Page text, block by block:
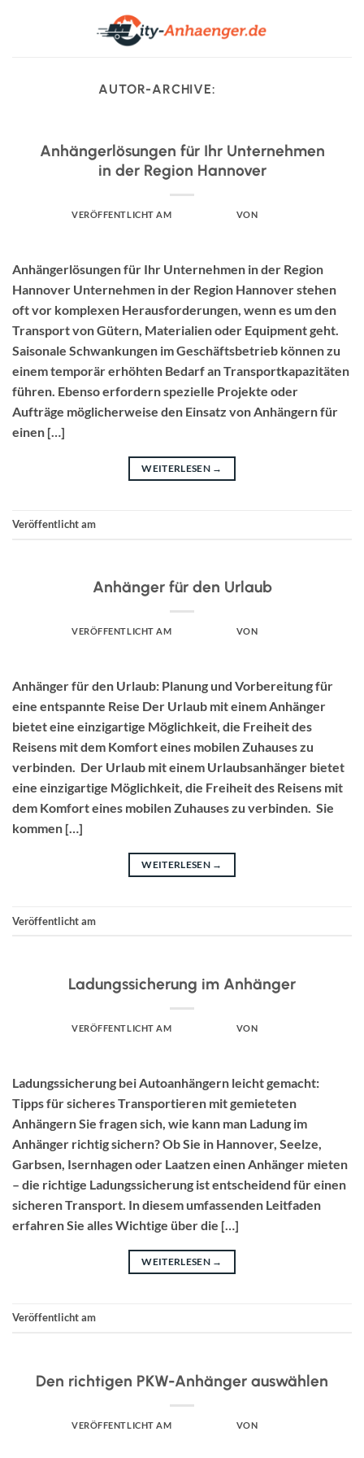
AUTOR-ARCHIVE:
Anhängerlösungen für Ihr Unternehmen
in der Region Hannover
VERÖFFENTLICHT AM VON
Anhängerlösungen für Ihr Unternehmen in der Region
Hannover Unternehmen in der Region Hannover stehen
oft vor komplexen Herausforderungen, wenn es um den
Transport von Gütern, Materialien oder Equipment geht.
Saisonale Schwankungen im Geschäftsbetrieb können zu
einem temporär erhöhten Bedarf an Transportkapazitäten
führen. Ebenso erfordern spezielle Projekte oder
Aufträge möglicherweise den Einsatz von Anhängern für
einen […]
WEITERLESEN →
Veröffentlicht am
Anhänger für den Urlaub
VERÖFFENTLICHT AM VON
Anhänger für den Urlaub: Planung und Vorbereitung für
eine entspannte Reise Der Urlaub mit einem Anhänger
bietet eine einzigartige Möglichkeit, die Freiheit des
Reisens mit dem Komfort eines mobilen Zuhauses zu
verbinden. Der Urlaub mit einem Urlaubsanhänger bietet
eine einzigartige Möglichkeit, die Freiheit des Reisens mit
dem Komfort eines mobilen Zuhauses zu verbinden. Sie
kommen […]
WEITERLESEN →
Veröffentlicht am
Ladungssicherung im Anhänger
VERÖFFENTLICHT AM VON
Ladungssicherung bei Autoanhängern leicht gemacht:
Tipps für sicheres Transportieren mit gemieteten
Anhängern Sie fragen sich, wie kann man Ladung im
Anhänger richtig sichern? Ob Sie in Hannover, Seelze,
Garbsen, Isernhagen oder Laatzen einen Anhänger mieten
– die richtige Ladungssicherung ist entscheidend für einen
sicheren Transport. In diesem umfassenden Leitfaden
erfahren Sie alles Wichtige über die […]
WEITERLESEN →
Veröffentlicht am
Den richtigen PKW-Anhänger auswählen
VERÖFFENTLICHT AM VON